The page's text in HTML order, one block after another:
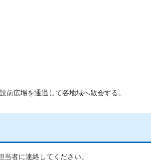
広場を通過して各地域へ散会する。
者に連絡してください。